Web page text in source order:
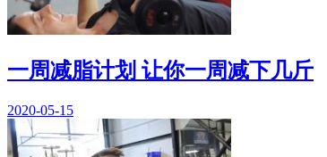
一周减脂计划 让你一周减下几斤
2020-05-15